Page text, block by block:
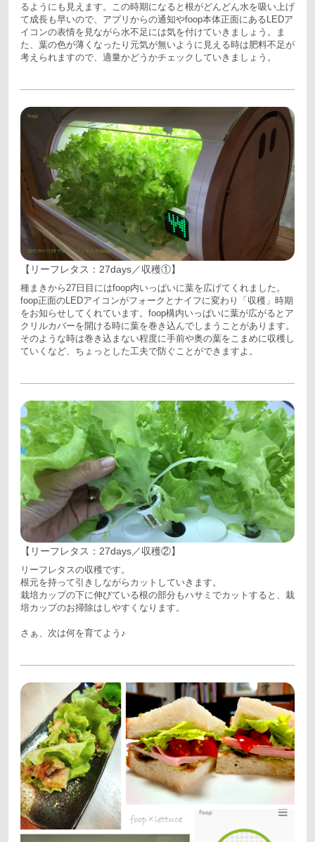
るようにも見えます。この時期になると根がどんどん水を吸い上げ
て成長も早いので、アプリからの通知やfoop本体正面にあるLEDア
イコンの表情を見ながら水不足には気を付けていきましょう。ま
た、葉の色が薄くなったり元気が無いように見える時は肥料不足が
考えられますので、適量かどうかチェックしていきましょう。
【リーフレタス：27days／収穫①】
種まきから27日目にはfoop内いっぱいに葉を広げてくれました。
foop正面のLEDアイコンがフォークとナイフに変わり「収穫」時期
をお知らせしてくれています。foop構内いっぱいに葉が広がるとア
クリルカバーを開ける時に葉を巻き込んでしまうことがあります。
そのような時は巻き込まない程度に手前や奥の葉をこまめに収穫し
ていくなど、ちょっとした工夫で防ぐことができますよ。
【リーフレタス：27days／収穫②】
リーフレタスの収穫です。
根元を持って引きしながらカットしていきます。
栽培カップの下に伸びている根の部分もハサミでカットすると、栽
培カップのお掃除はしやすくなります。
さぁ、次は何を育てよう♪